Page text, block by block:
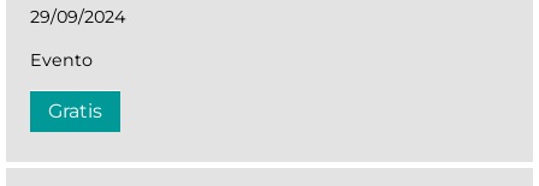
29/09/2024
Evento
Gratis